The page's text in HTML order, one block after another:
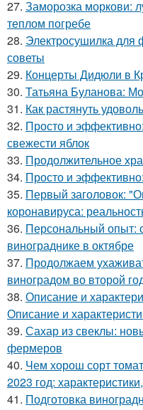
27. Заморозка моркови:
теплом погребе
28. Электросушилка для
советы
29. Концерты Дидюли в
30. Татьяна Буланова:
31. Как растянуть
32. Просто и
свежести яблок
33. Продолжительное
34. Просто и
35. Первый заголовок:
коронавируса:
36. Персональный опыт:
винограднике в октябре
37. Продолжаем
виноградом во второй
38. Описание и
Описание и
39. Сахар из свеклы:
фермеров
40. Чем хорош сорт
2023 год:
41. Подготовка